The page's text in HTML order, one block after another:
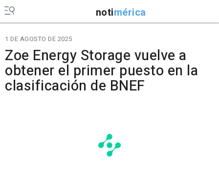
notimérica
1 DE AGOSTO DE 2025
Zoe Energy Storage vuelve a
obtener el primer puesto en la
clasificación de BNEF